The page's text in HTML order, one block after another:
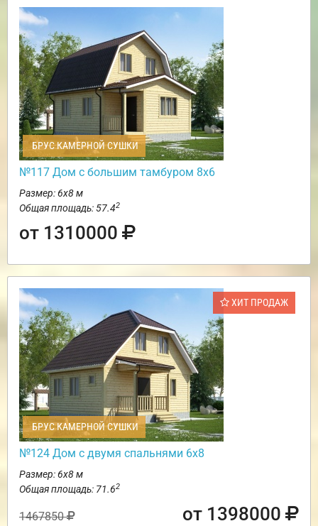
БРУС КАМЕРНОЙ СУШКИ
№117 Дом с большим тамбуром 8х6
Размер: 6х8 м
Общая площадь: 57.42
от 1310000
ХИТ ПРОДАЖ
БРУС КАМЕРНОЙ СУШКИ
№124 Дом с двумя спальнями 6х8
Размер: 6х8 м
Общая площадь: 71.62
1467850 от 1398000